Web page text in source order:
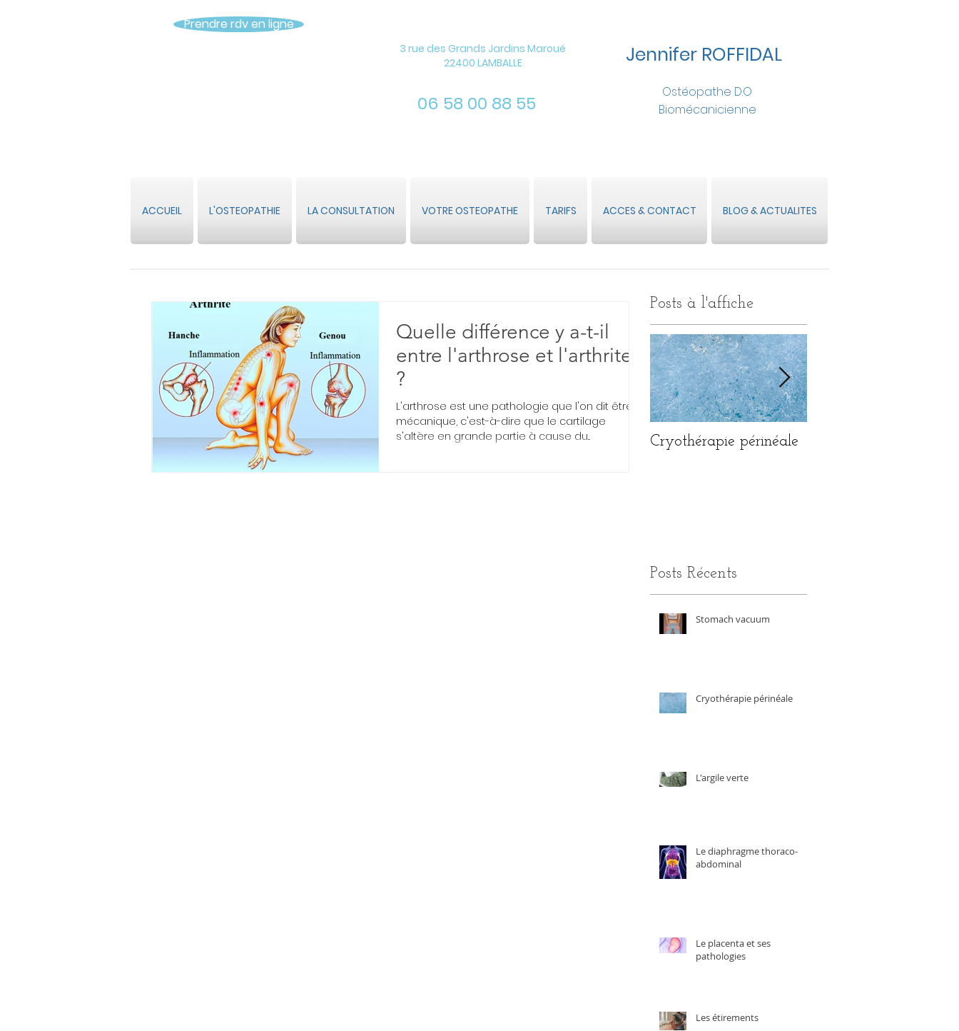
Prendre rdv en ligne
3 rue des Grands Jardins Maroué
22400 LAMBALLE
06 58 00 88 55
Jennifer ROFFIDAL
Ostéopathe D.O
Biomécanicienne
ACCUEIL L'OSTEOPATHIE LA CONSULTATION VOTRE OSTEOPATHE TARIFS ACCES & CONTACT BLOG & ACTUALITES
Quelle différence y a-t-il
entre l'arthrose et l'arthrite
?
L'arthrose est une pathologie que l'on dit être
mécanique, c'est-à-dire que le cartilage
s'altère en grande partie à cause du...
Posts à l'affiche
Cryothérapie périnéale
Posts Récents
Stomach vacuum
Cryothérapie périnéale
L'argile verte
Le diaphragme thoraco-
abdominal
Le placenta et ses
pathologies
Les étirements